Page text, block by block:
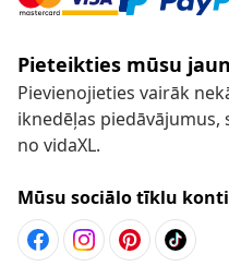
Pieteikties mūsu
Pievienojieties vairāk
iknedēļas piedāvājumus,
no vidaXL.
Mūsu sociālo tīklu konti